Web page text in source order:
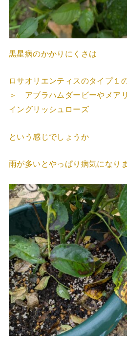
黒星病のかかりにくさは
ロサオリエンティスのタイプ
＞ アブラハムダービーやメア
イングリッシュローズ
という感じでしょうか
雨が多いとやっぱり病気になり